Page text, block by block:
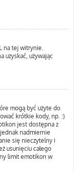
na tej witrynie.
uzyskać, używając
mogą być użyte do
krótkie kody, np. :)
jest dostępna z
nadmiernie
się nieczytelny i
usunięciu całego
limit emotikon w